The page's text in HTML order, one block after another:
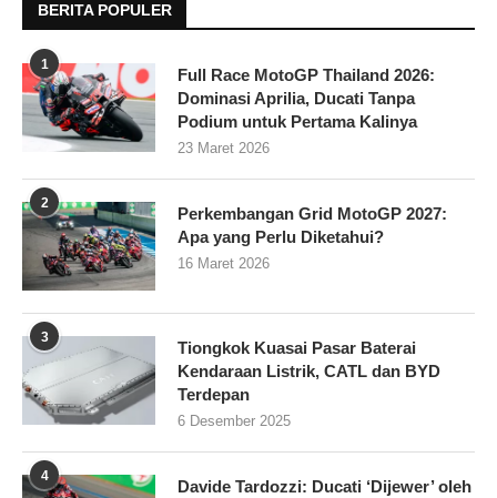
BERITA POPULER
1
Full Race MotoGP Thailand 2026:
Dominasi Aprilia, Ducati Tanpa
Podium untuk Pertama Kalinya
23 Maret 2026
2
Perkembangan Grid MotoGP 2027:
Apa yang Perlu Diketahui?
16 Maret 2026
3
Tiongkok Kuasai Pasar Baterai
Kendaraan Listrik, CATL dan BYD
Terdepan
6 Desember 2025
4
Davide Tardozzi: Ducati ‘Dijewer’ oleh